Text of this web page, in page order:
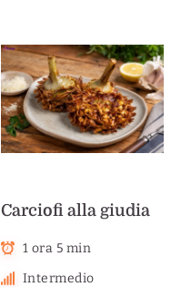
Carciofi alla giudia
1 ora 5 min
Intermedio